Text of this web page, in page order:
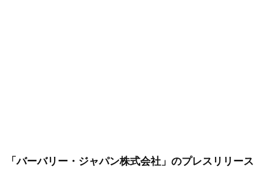
「バーバリー・ジャパン株式会社」 のプレスリリース